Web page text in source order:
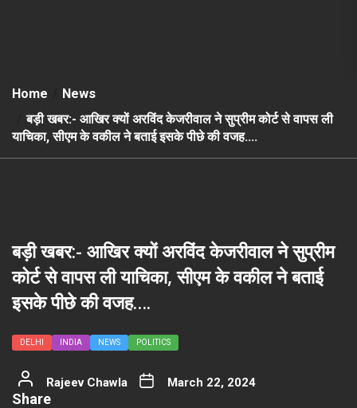
Home
News
बड़ी खबर:- आखिर क्यों अरविंद केजरीवाल ने सुप्रीम कोर्ट से वापस ली
याचिका, सीएम के वकील ने बताई इसके पीछे की वजह….
बड़ी खबर:- आखिर क्यों अरविंद केजरीवाल ने सुप्रीम
कोर्ट से वापस ली याचिका, सीएम के वकील ने बताई
इसके पीछे की वजह….
DELHI INDIA NEWS POLITICS
Rajeev Chawla March 22, 2024
Share